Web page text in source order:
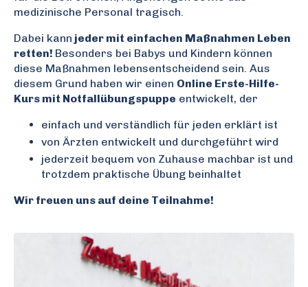
medizinische Personal tragisch.
Dabei kann jeder mit einfachen Maßnahmen Leben
retten! Besonders bei Babys und Kindern können
diese Maßnahmen lebensentscheidend sein. Aus
diesem Grund haben wir einen Online Erste-Hilfe-
Kurs mit Notfallübungspuppe entwickelt, der
einfach und verständlich für jeden erklärt ist
von Ärzten entwickelt und durchgeführt wird
jederzeit bequem von Zuhause machbar ist und
trotzdem praktische Übung beinhaltet
Wir freuen uns auf deine Teilnahme!